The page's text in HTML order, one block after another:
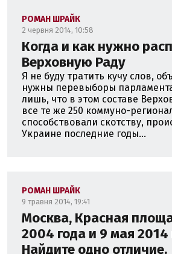
РОМАН ШРАЙК
2 червня 2014, 10:58
Когда и как нужно
Верховную Раду
Я не буду тратить кучу слов,
нужны перевыборы
лишь, что в этом составе
все те же 250 коммуно-
способствовали скотству,
Украине последние годы...
РОМАН ШРАЙК
9 травня 2014, 19:41
Москва, Красная
2004 года и 9 мая 2014
Найдите одно отличие.